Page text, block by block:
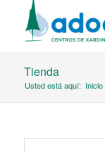
Tienda
Usted está aquí: Inicio